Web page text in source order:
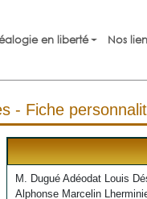
en liberté Nos
- Fiche
M. Dugué Adéodat Louis
Alphonse Marcelin